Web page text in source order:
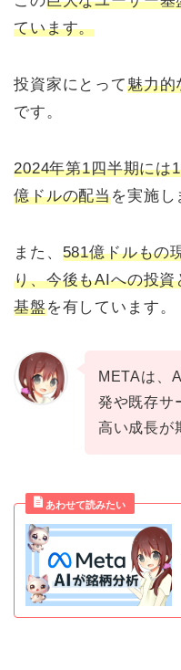
ています。
投資家にとって魅力的
です。
2024年第1四半期には
億ドルの配当を実施し
また、 581億ドルもの
り、今後もAIへの投
基盤を有しています。
METAは、
発や既存サ
高い成長が